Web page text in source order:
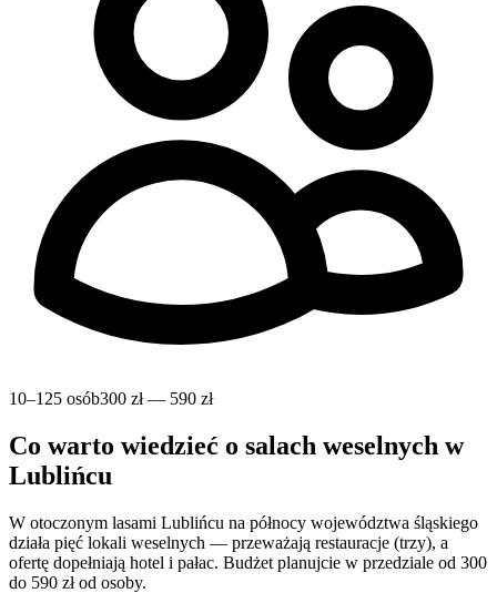
10–125 osób300 zł — 590 zł
Co warto wiedzieć o salach weselnych w
Lublińcu
W otoczonym lasami Lublińcu na północy województwa śląskiego
działa pięć lokali weselnych — przeważają restauracje (trzy), a
ofertę dopełniają hotel i pałac. Budżet planujcie w przedziale od 300
do 590 zł od osoby.